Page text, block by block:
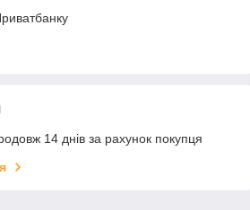
14 днів за рахунок покупця